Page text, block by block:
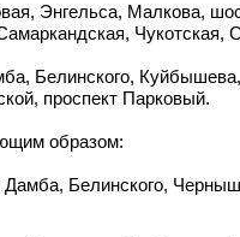
Энгельса, Малкова,
Чукотская,
Белинского,
проспект Парковый.
образом:
Белинского,